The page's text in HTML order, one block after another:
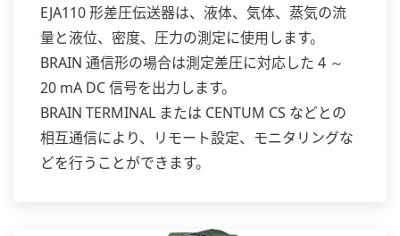
EJA110 形差圧伝送器は、液体、気体、蒸気の流
量と液位、密度、圧力の測定に使用します。
BRAIN 通信形の場合は測定差圧に対応した 4 ～
20 mA DC 信号を出力します。
BRAIN TERMINAL または CENTUM CS などとの
相互通信により、リモート設定、モニタリングな
どを行うことができます。